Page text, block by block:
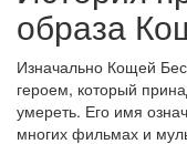
образа
Изначально Кощей
героем, который
умереть. Его имя
многих фильмах и